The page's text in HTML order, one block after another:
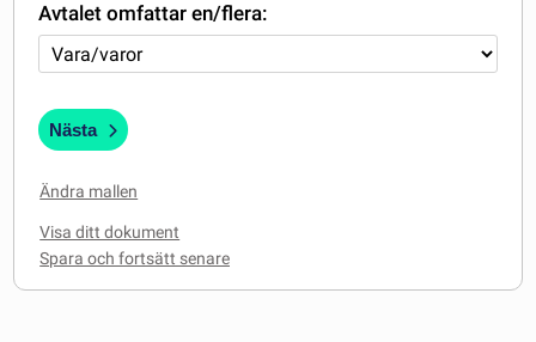
FAQ
Avtalet omfattar en/flera:
Nästa
Ändra mallen
Visa ditt dokument